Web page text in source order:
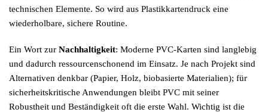
technischen Elemente. So wird aus Plastikkartendruck eine
wiederholbare, sichere Routine.
Ein Wort zur Nachhaltigkeit: Moderne PVC-Karten sind langlebig
und dadurch ressourcenschonend im Einsatz. Je nach Projekt sind
Alternativen denkbar (Papier, Holz, biobasierte Materialien); für
sicherheitskritische Anwendungen bleibt PVC mit seiner
Robustheit und Beständigkeit oft die erste Wahl. Wichtig ist die